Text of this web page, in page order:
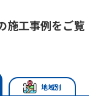
施工事例をご覧
地域別